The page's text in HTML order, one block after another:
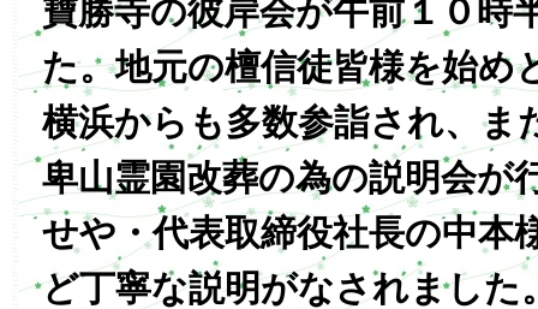
寶勝寺の彼岸会が午前１０時
た。地元の檀信徒皆様を始め
横浜からも多数参詣され、ま
卑山霊園改葬の為の説明会が
せや・代表取締役社長の中本
ど丁寧な説明がなされました